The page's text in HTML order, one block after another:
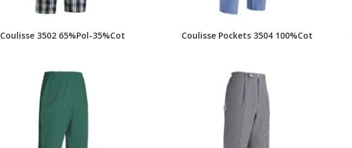
Coulisse 3502 65%Pol-35%Cot Coulisse Pockets 3504 100%Cot